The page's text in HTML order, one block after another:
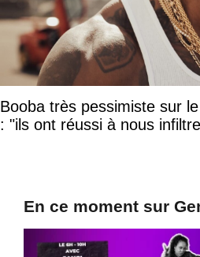
Booba très pessimiste sur
: "ils ont réussi à nous
En ce moment sur